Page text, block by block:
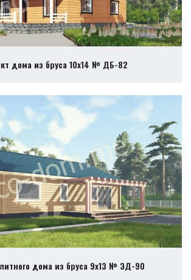
дома из бруса 10х14 № ДБ-82
дома из бруса 9х13 № ЭД-90